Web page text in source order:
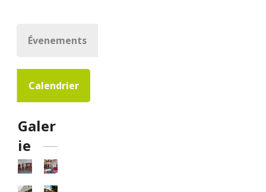
Évenements
Calendrier
Galer
ie